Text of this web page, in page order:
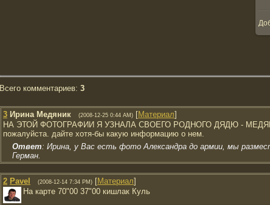
Всего комментариев: 3
3 Ирина Медяник (2008-12-25 0:44 AM) [Материал]
НА ЭТОЙ ФОТОГРАФИИ Я УЗНАЛА СВОЕГО РОДНОГО ДЯДЮ -
пожалуйста. дайте хотя-бы какую информацию о нем.
Ответ: Ирина, у Вас есть фото Александра до армии, мы
Герман.
2 Pavel (2008-12-14 7:34 PM) [Материал]
На карте 70"00 37"00 кишлак Куль